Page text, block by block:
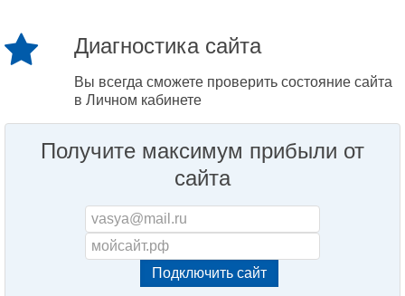
Диагностика сайта
Вы всегда сможете проверить состояние сайта
в Личном кабинете
Получите максимум прибыли от
сайта